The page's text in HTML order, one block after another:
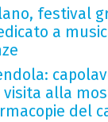
festival
a
alla
del